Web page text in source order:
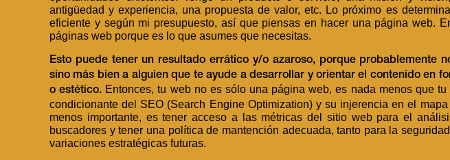
antigüedad y experiencia, una propuesta de valor, etc. Lo próximo es
eficiente y según mi presupuesto, así que piensas en hacer una página web.
páginas web porque es lo que asumes que necesitas.
Esto puede tener un resultado errático y/o azaroso, porque probablemente
sino más bien a alguien que te ayude a desarrollar y orientar el contenido en
o estético. Entonces, tu web no es sólo una página web, es nada menos que
condicionante del SEO (Search Engine Optimization) y su injerencia en el
menos importante, es tener acceso a las métricas del sitio web para el
buscadores y tener una política de mantención adecuada, tanto para la
variaciones estratégicas futuras.